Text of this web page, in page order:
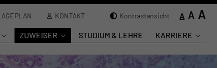
KONTAKT Kontrastansicht A A A
ZUWEISER STUDIUM & LEHRE KARRIERE